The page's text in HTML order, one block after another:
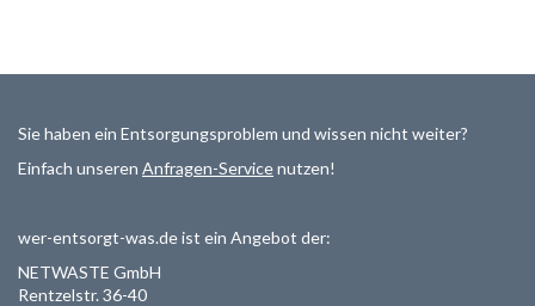
Sie haben ein Entsorgungsproblem und wissen nicht weiter?
Einfach unseren Anfragen-Servicenutzen!
wer-entsorgt-was.de ist ein Angebot der:
NETWASTE GmbH
Rentzelstr. 36-40